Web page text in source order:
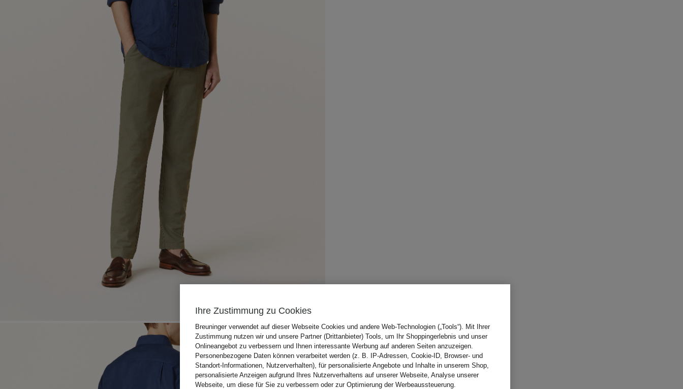
Ihre Zustimmung zu Cookies
Breuninger verwendet auf dieser Webseite Cookies und andere Web-Technologien („Tools“). Mit Ihrer
Zustimmung nutzen wir und unsere Partner (Drittanbieter) Tools, um Ihr Shoppingerlebnis und unser
Onlineangebot zu verbessern und Ihnen interessante Werbung auf anderen Seiten anzuzeigen.
Personenbezogene Daten können verarbeitet werden (z. B. IP-Adressen, Cookie-ID, Browser- und
Standort-Informationen, Nutzerverhalten), für personalisierte Angebote und Inhalte in unserem Shop,
personalisierte Anzeigen aufgrund Ihres Nutzerverhaltens auf unserer Webseite, Analyse unserer
Webseite, um diese für Sie zu verbessern oder zur Optimierung der Werbeaussteuerung.